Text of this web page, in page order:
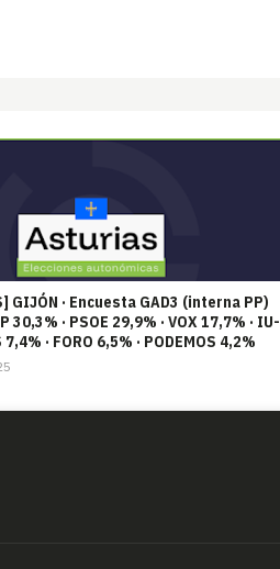
GIJÓN · Encuesta GAD3 (interna PP)
· PSOE 29,9% · VOX 17,7% · IU-
· FORO 6,5% · PODEMOS 4,2%